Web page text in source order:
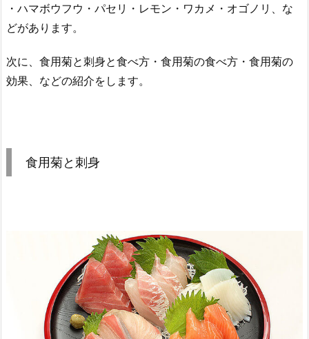
・ハマボウフウ・パセリ・レモン・ワカメ・オゴノリ、な
どがあります。
次に、食用菊と刺身と食べ方・食用菊の食べ方・食用菊の
効果、などの紹介をします。
食用菊と刺身